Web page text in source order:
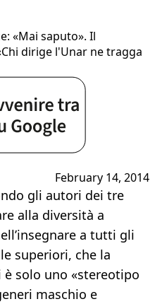
«Mai saputo». Il
dirige l'Unar ne tragga
February 14, 2014
gli autori dei tre
alla diversità a
a tutti gli
superiori, che la
solo uno «stereotipo
maschio e